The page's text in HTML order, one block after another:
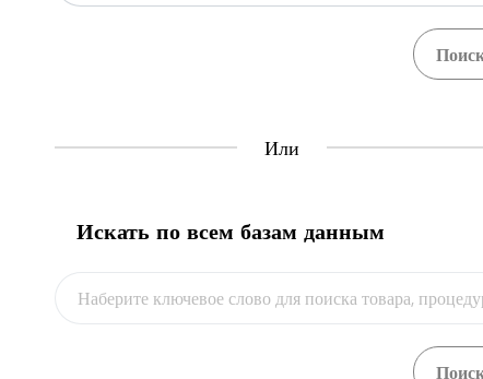
Гос. системы
Или
Искать по всем базам данным
Добро
торговой
Торговый
путеводителя
Кроме того, с
упорядочить
Казахстана.